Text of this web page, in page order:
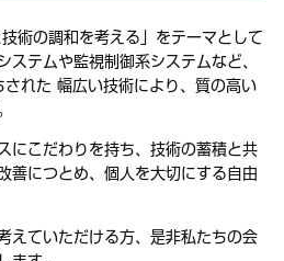
術の調和を考える」をテーマとして
ステムや監視制御系システムなど、
れた 幅広い技術により、質の高い
にこだわりを持ち、技術の蓄積と共
善につとめ、個人を大切にする自由
えていただける方、是非私たちの会